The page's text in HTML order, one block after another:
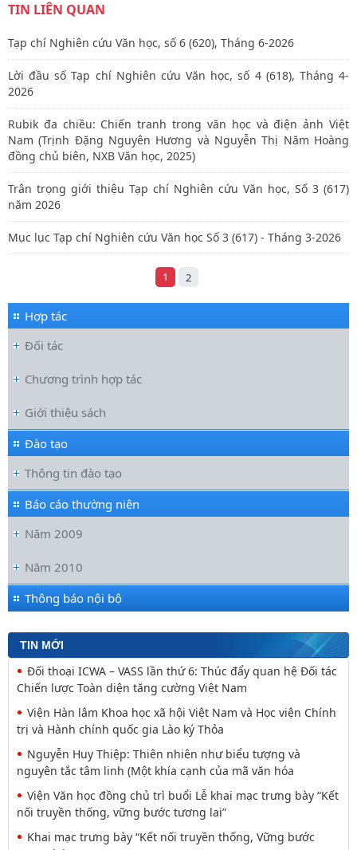
TIN LIÊN QUAN
Tạp chí Nghiên cứu Văn học, số 6 (620), Tháng 6-2026
Lời đầu số Tạp chí Nghiên cứu Văn học, số 4 (618), Tháng 4-
2026
Rubik đa chiều: Chiến tranh trong văn học và điện ảnh Việt
Nam (Trịnh Đặng Nguyên Hương và Nguyễn Thị Năm Hoàng
đồng chủ biên, NXB Văn học, 2025)
Trân trọng giới thiệu Tạp chí Nghiên cứu Văn học, Số 3 (617)
năm 2026
Mục lục Tạp chí Nghiên cứu Văn học Số 3 (617) - Tháng 3-2026
1 2
Hợp tác
Đối tác
Chương trình hợp tác
Giới thiệu sách
Đào tạo
Thông tin đào tạo
Báo cáo thường niên
Năm 2009
Năm 2010
Thông báo nội bộ
TIN MỚI
Đối thoại ICWA – VASS lần thứ 6: Thúc đẩy quan hệ Đối tác
Chiến lược Toàn diện tăng cường Việt Nam
Viện Hàn lâm Khoa học xã hội Việt Nam và Học viện Chính
trị và Hành chính quốc gia Lào ký Thỏa
Nguyễn Huy Thiệp: Thiên nhiên như biểu tượng và
nguyên tắc tâm linh (Một khía cạnh của mã văn hóa
Viện Văn học đồng chủ trì buổi Lễ khai mạc trưng bày “Kết
nối truyền thống, vững bước tương lai”
Khai mạc trưng bày “Kết nối truyền thống, Vững bước